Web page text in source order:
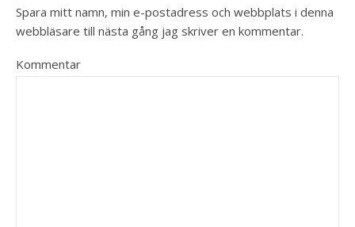
Spara mitt namn, min e-postadress och webbplats i denna
webbläsare till nästa gång jag skriver en kommentar.
Kommentar